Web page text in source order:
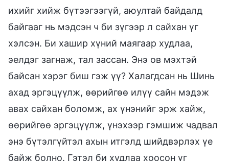
ихийг хийж бүтээгээгүй, аюултай байдалд
байгааг нь мэдсэн ч би зүгээр л сайхан үг
хэлсэн. Би хашир хүний маягаар худлаа,
эелдэг загнаж, тал зассан. Энэ ов мэхтэй
байсан хэрэг биш гэж үү? Халагдсан нь Шинь
ахад эргэцүүлж, өөрийгөө илүү сайн мэдэж
авах сайхан боломж, ах үнэнийг эрж хайж,
өөрийгөө эргэцүүлж, үнэхээр гэмшиж чадвал
энэ бүтэлгүйтэл ахын итгэлд шийдвэрлэх үе
байж болно. Гэтэл би худлаа хоосон үг